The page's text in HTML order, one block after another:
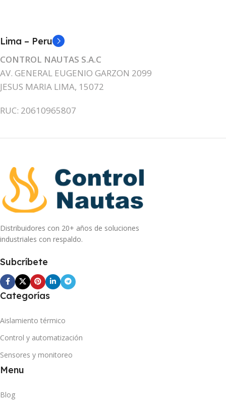
Lima – Peru
CONTROL NAUTAS S.A.C
AV. GENERAL EUGENIO GARZON 2099
JESUS MARIA LIMA, 15072
RUC: 20610965807
Distribuidores con 20+ años de soluciones
industriales con respaldo.
Subcríbete
Categorías
Aislamiento térmico
Control y automatización
Sensores y monitoreo
Menu
Blog